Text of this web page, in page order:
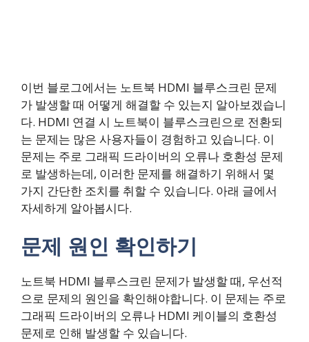
이번 블로그에서는 노트북 HDMI 블루스크린 문제
가 발생할 때 어떻게 해결할 수 있는지 알아보겠습니
다. HDMI 연결 시 노트북이 블루스크린으로 전환되
는 문제는 많은 사용자들이 경험하고 있습니다. 이
문제는 주로 그래픽 드라이버의 오류나 호환성 문제
로 발생하는데, 이러한 문제를 해결하기 위해서 몇
가지 간단한 조치를 취할 수 있습니다. 아래 글에서
자세하게 알아봅시다.
문제 원인 확인하기
노트북 HDMI 블루스크린 문제가 발생할 때, 우선적
으로 문제의 원인을 확인해야합니다. 이 문제는 주로
그래픽 드라이버의 오류나 HDMI 케이블의 호환성
문제로 인해 발생할 수 있습니다.